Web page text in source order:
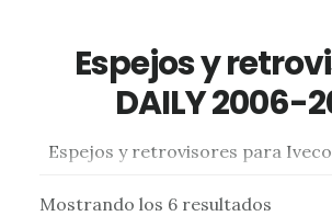
Espejos y
DAILY 2006-
Espejos y retrovisores para
Mostrando los 6 resultados